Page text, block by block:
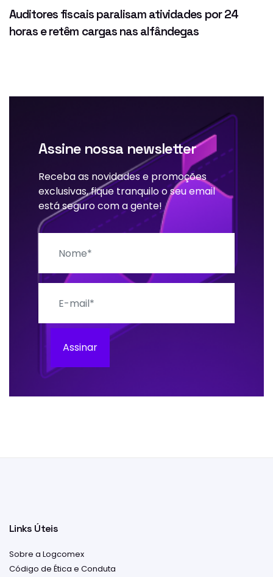
Auditores fiscais paralisam atividades por 24
horas e retêm cargas nas alfândegas
Assine nossa newsletter
Receba as novidades e promoções
exclusivas, fique tranquilo o seu email
está seguro com a gente!
Assinar
Links Úteis
Sobre a Logcomex
Código de Ética e Conduta